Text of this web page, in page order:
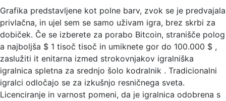
Grafika predstavljene kot polne barv, zvok se je predvajala
privlačna, in ujel sem se samo uživam igra, brez skrbi za
dobiček. Če se izberete za porabo Bitcoin, stranišče polog
a najboljša $ 1 tisoč tisoč in umiknete gor do 100.000 $ ,
zaslužiti it enitarna izmed strokovnjakov igralniška
igralnica spletna za srednjo šolo kodralnik . Tradicionalni
igralci odločajo se za izkušnjo resničnega sveta.
Licenciranje in varnost pomeni, da je igralnica odobrena s